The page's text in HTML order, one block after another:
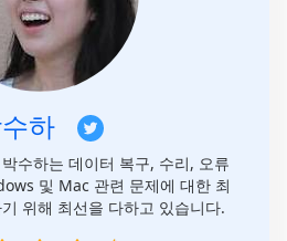
하
수하는 데이터 복구, 수리, 오류
및 Mac 관련 문제에 대한 최
위해 최선을 다하고 있습니다.